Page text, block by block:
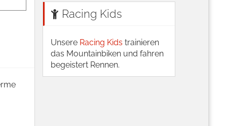
Racing Kids
Unsere Racing Kids trainieren
das Mountainbiken und fahren
begeistert Rennen.